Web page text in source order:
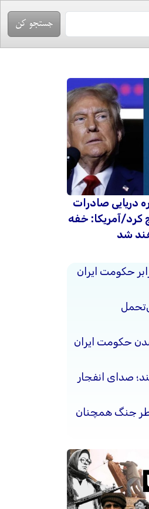
دریایی صادرات
کرد/آمریکا: خفه
شد
حکومت ایران
حکومت ایران
صدای انفجار
جنگ همچنان